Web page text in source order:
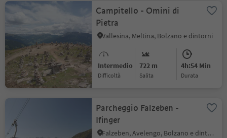
Campitello - Omini di
Pietra
Vallesina, Meltina, Bolzano e dintorni
Intermedio
Difficoltà
722 m
Salita
4h:54 Min
durata
Parcheggio Falzeben -
Ifinger
Falzeben, Avelengo, Bolzano e dintorni